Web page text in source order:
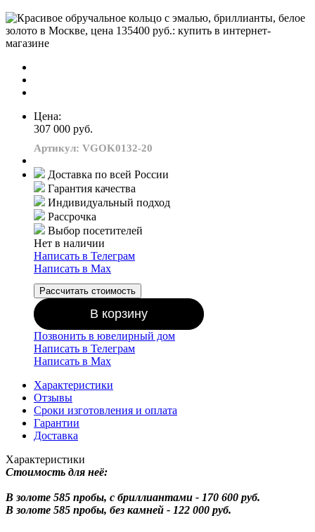
Цена:
307 000 руб.
Артикул: VGOK0132-20
Доставка по всей России
Гарантия качества
Индивидуальный подход
Рассрочка
Выбор посетителей
Нет в наличии
Написать в Телеграм
Написать в Мах
Рассчитать стоимость
В корзину
Позвонить в ювелирный дом
Написать в Телеграм
Написать в Мах
Характеристики
Отзывы
Сроки изготовления и оплата
Гарантии
Доставка
Характеристики
Стоимость для неё:
В золоте 585 пробы, с бриллиантами - 170 600 руб.
В золоте 585 пробы, без камней - 122 000 руб.